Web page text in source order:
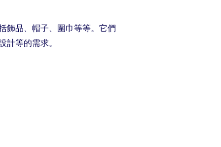
飾品、帽子、圍巾等等。它們
計等的需求。